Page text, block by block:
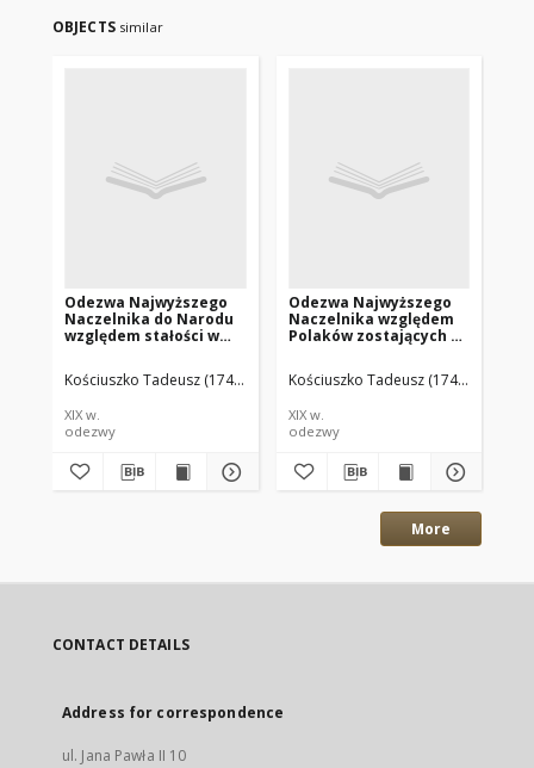
OBJECTS similar
Odezwa Najwyższego
Naczelnika do Narodu
względem stałości w
Kościuszko Tadeusz (1746–1817)
Polkowski Ignacy (Red.)
XIX w.
odezwy
Odezwa Najwyższego
Naczelnika względem
Polaków zostających w
Kościuszko Tadeusz (1746–1817)
XIX w.
odezwy
More
CONTACT DETAILS
Address for correspondence
ul. Jana Pawła II 10